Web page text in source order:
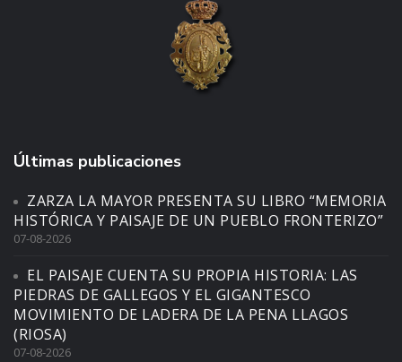
Últimas publicaciones
ZARZA LA MAYOR PRESENTA SU LIBRO “MEMORIA
HISTÓRICA Y PAISAJE DE UN PUEBLO FRONTERIZO”
07-08-2026
EL PAISAJE CUENTA SU PROPIA HISTORIA: LAS
PIEDRAS DE GALLEGOS Y EL GIGANTESCO
MOVIMIENTO DE LADERA DE LA PENA LLAGOS
(RIOSA)
07-08-2026